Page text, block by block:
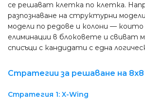
се решават клетка по клетка.
разпознаване на структурни
модели по редове и колони —
елиминации в блоковете и свиват
списъци с кандидати с една
Стратегии за решаване на 8x8
Стратегия 1: X-Wing